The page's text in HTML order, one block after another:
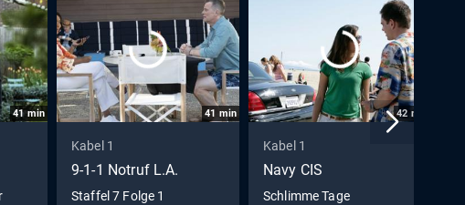
41min 41 min
Kabel 1
9-1-1 Notruf L.A.
Staffel 7 Folge 1
42 min
Kabel 1
Navy CIS
Schlimme Tage